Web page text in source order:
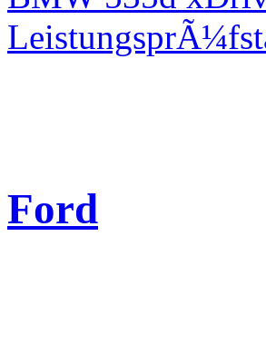
Ford